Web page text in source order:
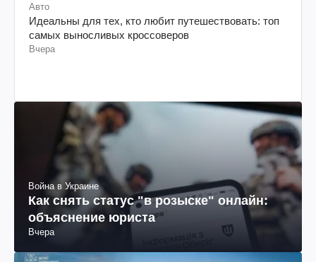
Авто
Идеальны для тех, кто любит путешествовать: топ
самых выносливых кроссоверов
Вчера
Война в Украине
Как снять статус "в розыске" онлайн:
объяснение юриста
Вчера